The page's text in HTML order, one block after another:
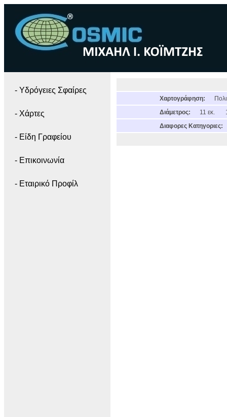
- Yδρόγειες Σφαίρες
- Χάρτες
- Είδη Γραφείου
- Επικοινωνία
- Εταιρικό Προφίλ
Χαρτογράφηση:
Διάμετρος:
11 εκ.
Διαφορες Κατηγοριες: